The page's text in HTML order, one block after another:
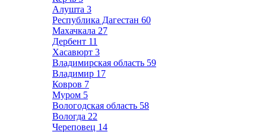
Алушта 3
Республика Дагестан 60
Махачкала 27
Дербент 11
Хасавюрт 3
Владимирская область 59
Владимир 17
Ковров 7
Муром 5
Вологодская область 58
Вологда 22
Череповец 14